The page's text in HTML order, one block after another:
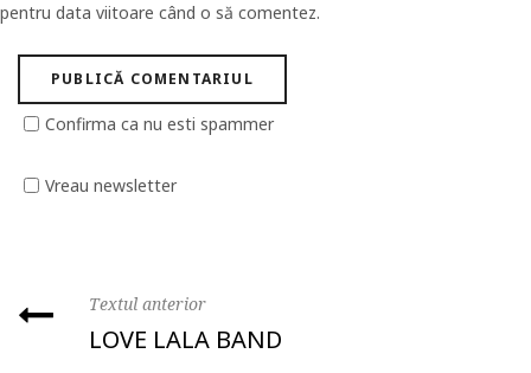
pentru data viitoare când o să comentez.
Confirma ca nu esti spammer
Vreau newsletter
Textul anterior
LOVE LALA BAND